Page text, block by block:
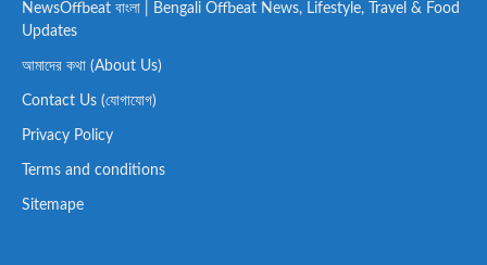
NewsOffbeat বাংলা | Bengali Offbeat News, Lifestyle, Travel & Food
Updates
আমাদের কথা (About Us)
Contact Us (যোগাযোগ)
Privacy Policy
Terms and conditions
Sitemape